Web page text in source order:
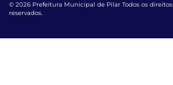
© 2026 Prefeitura Municipal de Pilar Todos os direitos
reservados.